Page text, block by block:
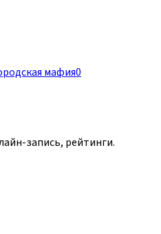
мафия0
запись, рейтинги.